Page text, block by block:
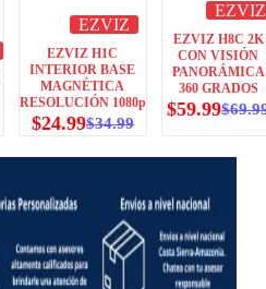
EZVIZ
EZVIZ H1C
INTERIOR BASE
MAGNÉTICA
RESOLUCIÓN 1080p
$34.99
$24.99
EZVIZ
EZVIZ H8C 2K
CON VISIÓN
PANORÁMICA
360 GRADOS
$
$59.99